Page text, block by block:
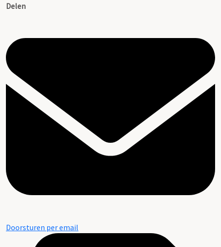
Delen
Doorsturen per email